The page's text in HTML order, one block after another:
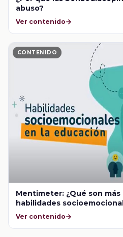
abuso?
Ver contenido
CONTENIDO
Mentimeter: ¿Qué son
habilidades
Ver contenido